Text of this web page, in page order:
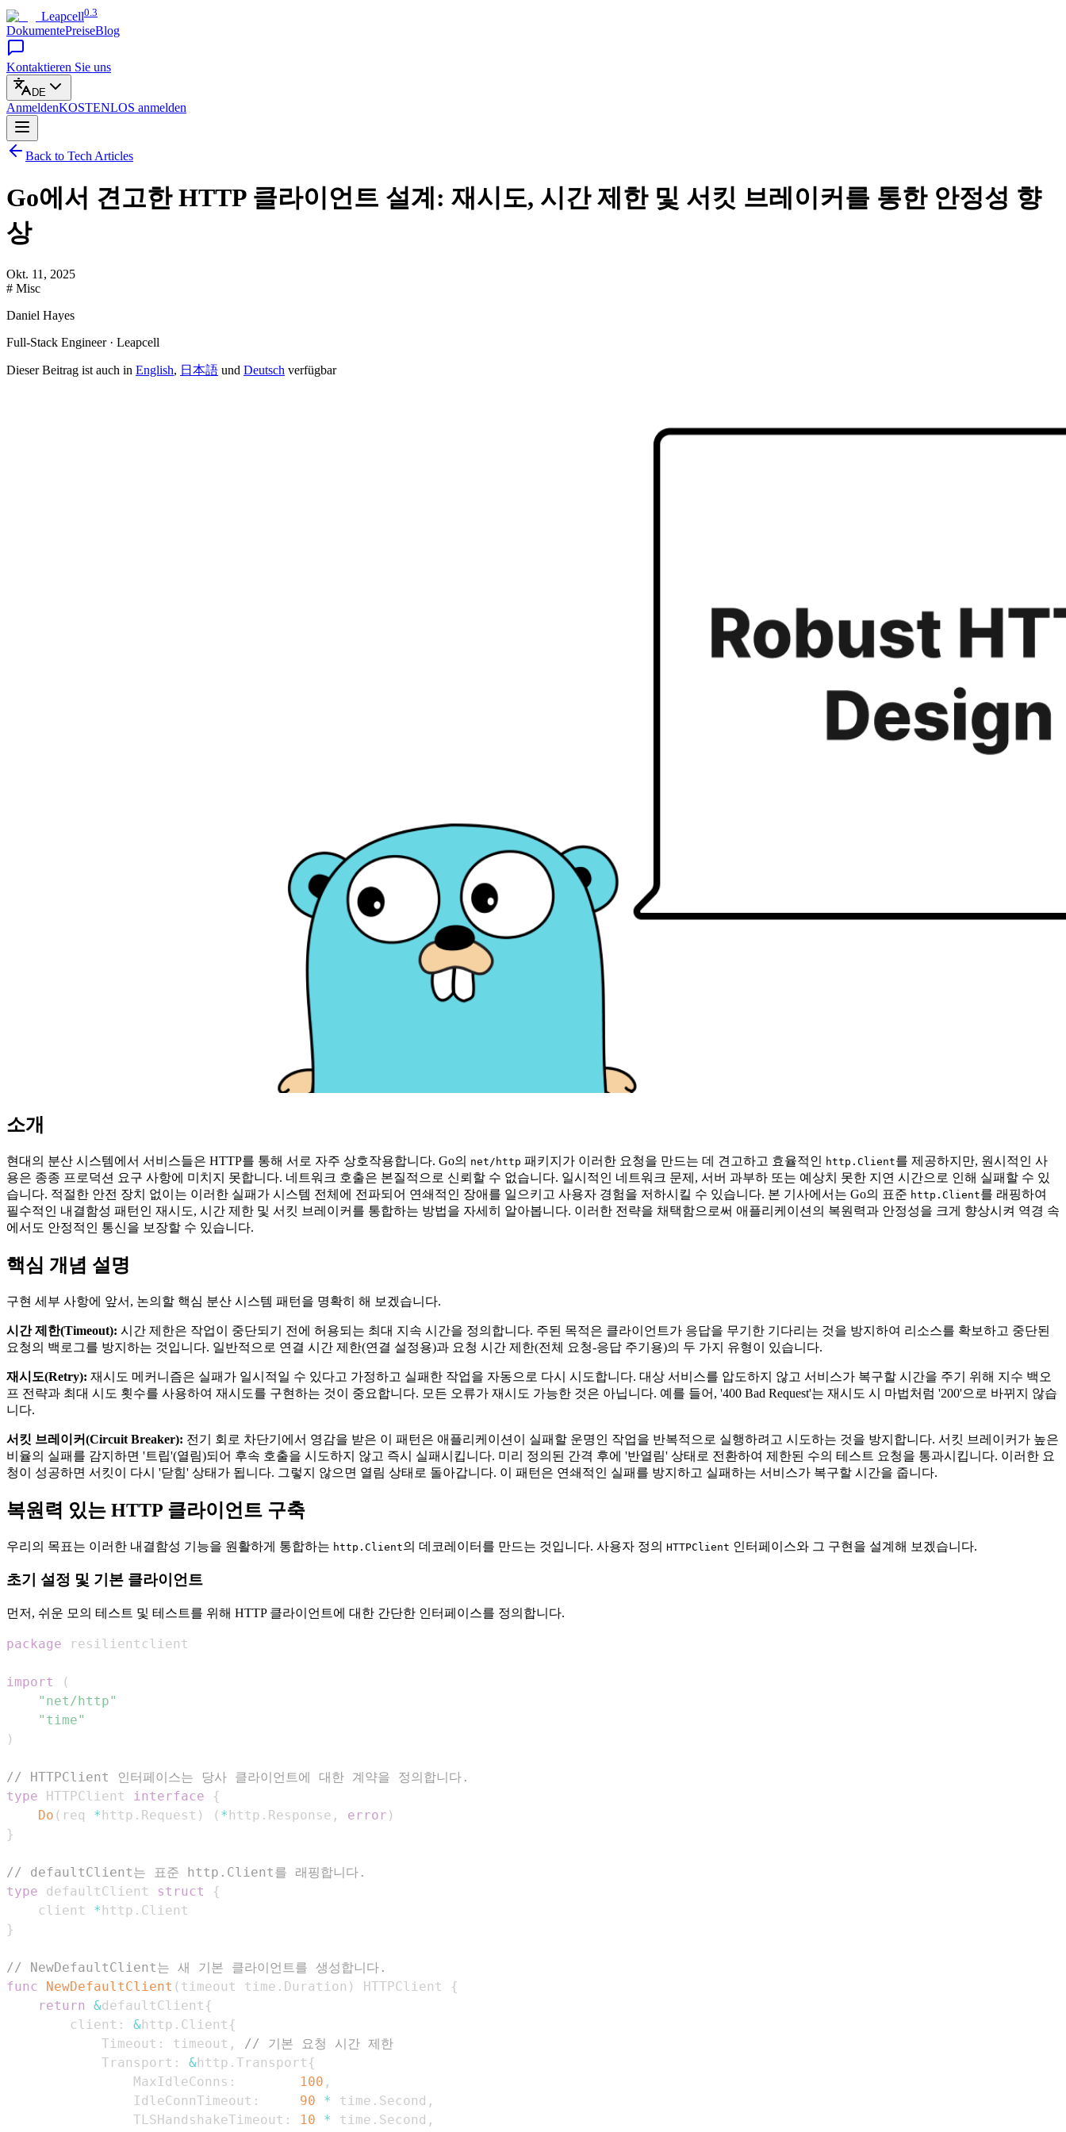
Leapcell0.3
DokumentePreiseBlog
Kontaktieren Sie uns
DE
AnmeldenKOSTENLOS anmelden
Back to Tech Articles
Go에서 견고한 HTTP 클라이언트 설계: 재시도, 시간 제한 및 서킷 브레이커를 통한 안정성 향
상
Okt. 11, 2025
# Misc
Daniel Hayes
Full-Stack Engineer · Leapcell
Dieser Beitrag ist auch in English, 日本語 und Deutsch verfügbar
소개
현대의 분산 시스템에서 서비스들은 HTTP를 통해 서로 자주 상호작용합니다. Go의 net/http 패키지가 이러한 요청을 만드는 데 견고하고 효율적인 http.Client를 제공하지만, 원시적인 사
용은 종종 프로덕션 요구 사항에 미치지 못합니다. 네트워크 호출은 본질적으로 신뢰할 수 없습니다. 일시적인 네트워크 문제, 서버 과부하 또는 예상치 못한 지연 시간으로 인해 실패할 수 있
습니다. 적절한 안전 장치 없이는 이러한 실패가 시스템 전체에 전파되어 연쇄적인 장애를 일으키고 사용자 경험을 저하시킬 수 있습니다. 본 기사에서는 Go의 표준 http.Client를 래핑하여
필수적인 내결함성 패턴인 재시도, 시간 제한 및 서킷 브레이커를 통합하는 방법을 자세히 알아봅니다. 이러한 전략을 채택함으로써 애플리케이션의 복원력과 안정성을 크게 향상시켜 역경 속
에서도 안정적인 통신을 보장할 수 있습니다.
핵심 개념 설명
구현 세부 사항에 앞서, 논의할 핵심 분산 시스템 패턴을 명확히 해 보겠습니다.
시간 제한(Timeout): 시간 제한은 작업이 중단되기 전에 허용되는 최대 지속 시간을 정의합니다. 주된 목적은 클라이언트가 응답을 무기한 기다리는 것을 방지하여 리소스를 확보하고 중단된
요청의 백로그를 방지하는 것입니다. 일반적으로 연결 시간 제한(연결 설정용)과 요청 시간 제한(전체 요청-응답 주기용)의 두 가지 유형이 있습니다.
재시도(Retry): 재시도 메커니즘은 실패가 일시적일 수 있다고 가정하고 실패한 작업을 자동으로 다시 시도합니다. 대상 서비스를 압도하지 않고 서비스가 복구할 시간을 주기 위해 지수 백오
프 전략과 최대 시도 횟수를 사용하여 재시도를 구현하는 것이 중요합니다. 모든 오류가 재시도 가능한 것은 아닙니다. 예를 들어, '400 Bad Request'는 재시도 시 마법처럼 '200'으로 바뀌지 않습
니다.
서킷 브레이커(Circuit Breaker): 전기 회로 차단기에서 영감을 받은 이 패턴은 애플리케이션이 실패할 운명인 작업을 반복적으로 실행하려고 시도하는 것을 방지합니다. 서킷 브레이커가 높은
비율의 실패를 감지하면 '트립'(열림)되어 후속 호출을 시도하지 않고 즉시 실패시킵니다. 미리 정의된 간격 후에 '반열림' 상태로 전환하여 제한된 수의 테스트 요청을 통과시킵니다. 이러한 요
청이 성공하면 서킷이 다시 '닫힘' 상태가 됩니다. 그렇지 않으면 열림 상태로 돌아갑니다. 이 패턴은 연쇄적인 실패를 방지하고 실패하는 서비스가 복구할 시간을 줍니다.
복원력 있는 HTTP 클라이언트 구축
우리의 목표는 이러한 내결함성 기능을 원활하게 통합하는 http.Client의 데코레이터를 만드는 것입니다. 사용자 정의 HTTPClient 인터페이스와 그 구현을 설계해 보겠습니다.
초기 설정 및 기본 클라이언트
먼저, 쉬운 모의 테스트 및 테스트를 위해 HTTP 클라이언트에 대한 간단한 인터페이스를 정의합니다.
package
import
(
"net/http"
"time"
)
// HTTPClient 인터페이스는 당사 클라이언트에 대한 계약을 정의합니다.
type HTTPClient interface
{
Do ( req *http . Request ) ( *http . Response , error )
}
// defaultClient는 표준 http.Client를 래핑합니다.
type defaultClient struct
{
	client
*http .
}
// NewDefaultClient는 새 기본 클라이언트를 생성합니다.
func
NewDefaultClient ( timeout time . Duration ) HTTPClient
{
return
&defaultClient {
		client
: &http . Client {
			Timeout
: timeout ,
// 기본 요청 시간 제한
			Transport
: &http . Transport {
				MaxIdleConns
: 100 ,
				IdleConnTimeout
: 90 * time . Second ,
				TLSHandshakeTimeout
: 10 * time . Second ,